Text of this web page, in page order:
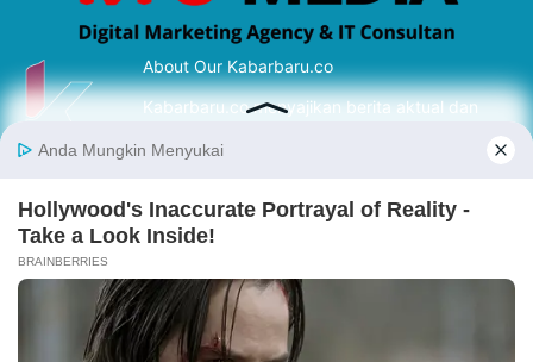
About Our Kabarbaru.co
Kabarbaru.co menyajikan berita aktual dan
serta terverifikasi dari sumber yang tepat.
Follow Kabarbaru